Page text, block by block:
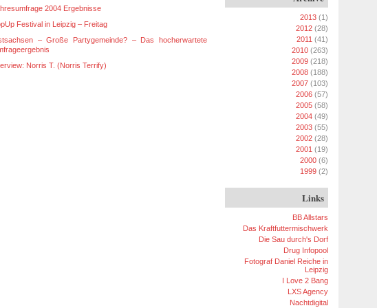
2004 Ergebnisse
Festival in Leipzig – Freitag
– Große Partygemeinde? – Das hocherwartete
Norris T. (Norris Terrify)
2013 (1)
2012 (28)
2011 (41)
2010 (263)
2009 (218)
2008 (188)
2007 (103)
2006 (57)
2005 (58)
2004 (49)
2003 (55)
2002 (28)
2001 (19)
2000 (6)
1999 (2)
Links
BB Allstars
Das Kraftfuttermischwerk
Die Sau durch's Dorf
Drug Infopool
Fotograf Daniel Reiche in
Leipzig
I Love 2 Bang
LXS Agency
Nachtdigital